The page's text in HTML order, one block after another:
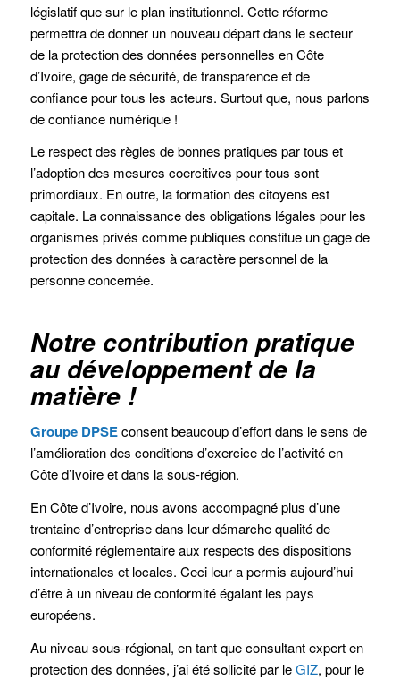
législatif que sur le plan institutionnel. Cette réforme
permettra de donner un nouveau départ dans le secteur
de la protection des données personnelles en Côte
d’Ivoire, gage de sécurité, de transparence et de
confiance pour tous les acteurs. Surtout que, nous parlons
de confiance numérique !
Le respect des règles de bonnes pratiques par tous et
l’adoption des mesures coercitives pour tous sont
primordiaux. En outre, la formation des citoyens est
capitale. La connaissance des obligations légales pour les
organismes privés comme publiques constitue un gage de
protection des données à caractère personnel de la
personne concernée.
Notre contribution pratique
au développement de la
matière !
Groupe DPSEconsent beaucoup d’effort dans le sens de
l’amélioration des conditions d’exercice de l’activité en
Côte d’Ivoire et dans la sous-région.
En Côte d’Ivoire, nous avons accompagné plus d’une
trentaine d’entreprise dans leur démarche qualité de
conformité réglementaire aux respects des dispositions
internationales et locales. Ceci leur a permis aujourd’hui
d’être à un niveau de conformité égalant les pays
européens.
Au niveau sous-régional, en tant que consultant expert en
protection des données, j’ai été sollicité par leGIZ, pour le